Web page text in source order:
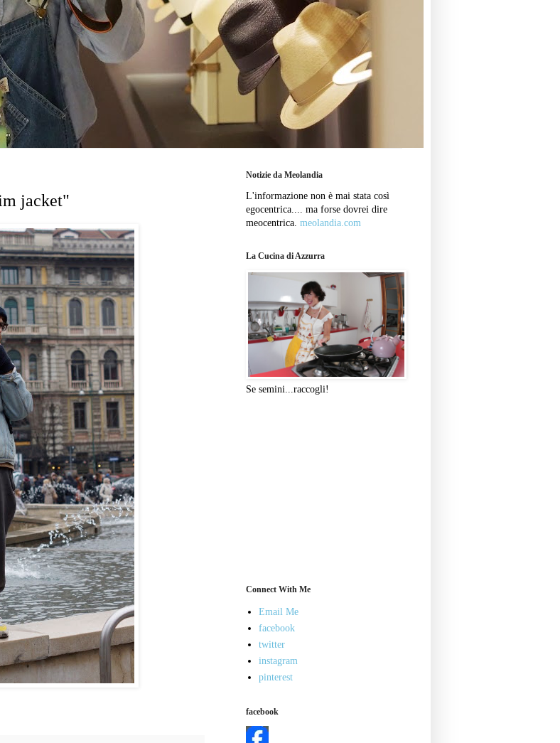
jacket"
Notizie da Meolandia
L'informazione non è mai stata così
egocentrica.... ma forse dovrei dire
meocentrica. meolandia.com
La Cucina di Azzurra
Se semini...raccogli!
Connect With Me
Email Me
facebook
twitter
instagram
pinterest
facebook